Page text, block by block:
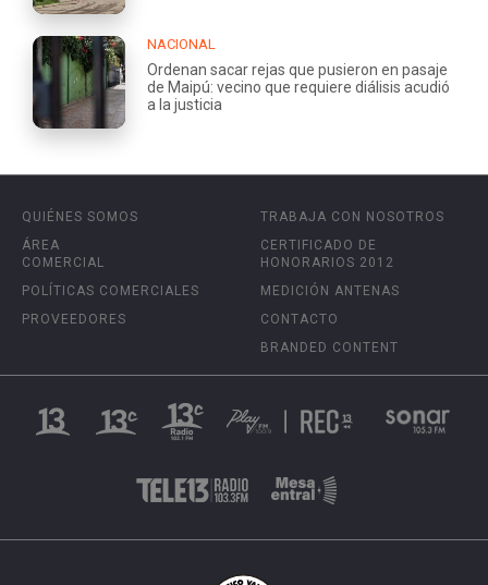
NACIONAL
Ordenan sacar rejas que pusieron en pasaje
de Maipú: vecino que requiere diálisis acudió
a la justicia
QUIÉNES SOMOS
ÁREA
COMERCIAL
POLÍTICAS COMERCIALES
PROVEEDORES
TRABAJA CON NOSOTROS
CERTIFICADO DE
HONORARIOS 2012
MEDICIÓN ANTENAS
CONTACTO
BRANDED CONTENT